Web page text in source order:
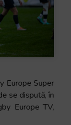
Europe Super
se dispută, în
Europe TV,